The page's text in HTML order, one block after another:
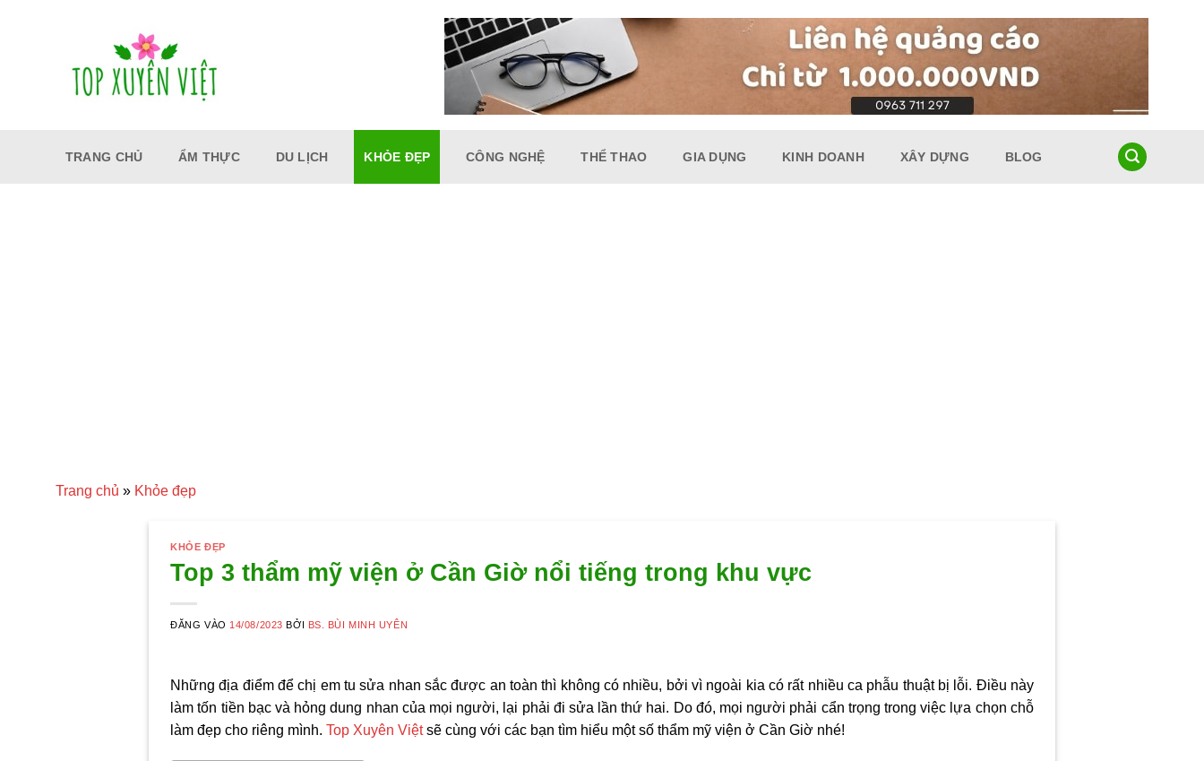
TRANG CHỦ ẨM THỰC DU LỊCH KHỎE ĐẸP CÔNG NGHỆ THỂ THAO GIA DỤNG KINH DOANH XÂY DỰNG BLOG
Trang chủ » Khỏe đẹp
KHỎE ĐẸP
Top 3 thẩm mỹ viện ở Cần Giờ nổi tiếng trong khu vực
ĐĂNG VÀO 14/08/2023 BỞI BS. BÙI MINH UYÊN
Những địa điểm để chị em tu sửa nhan sắc được an toàn thì không có nhiều, bởi vì ngoài kia có rất nhiều ca phẫu thuật bị lỗi. Điều này
làm tốn tiền bạc và hỏng dung nhan của mọi người, lại phải đi sửa lần thứ hai. Do đó, mọi người phải cẩn trọng trong việc lựa chọn chỗ
làm đẹp cho riêng mình.Top Xuyên Việtsẽ cùng với các bạn tìm hiểu một sốthẩm mỹ viện ở Cần Giờ nhé!